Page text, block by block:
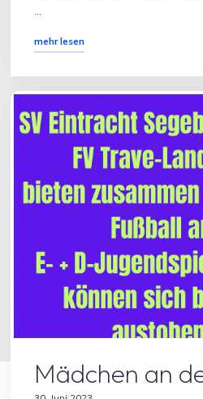
mehr lesen"Kennenlerntraining
2011
&
Mädchen an